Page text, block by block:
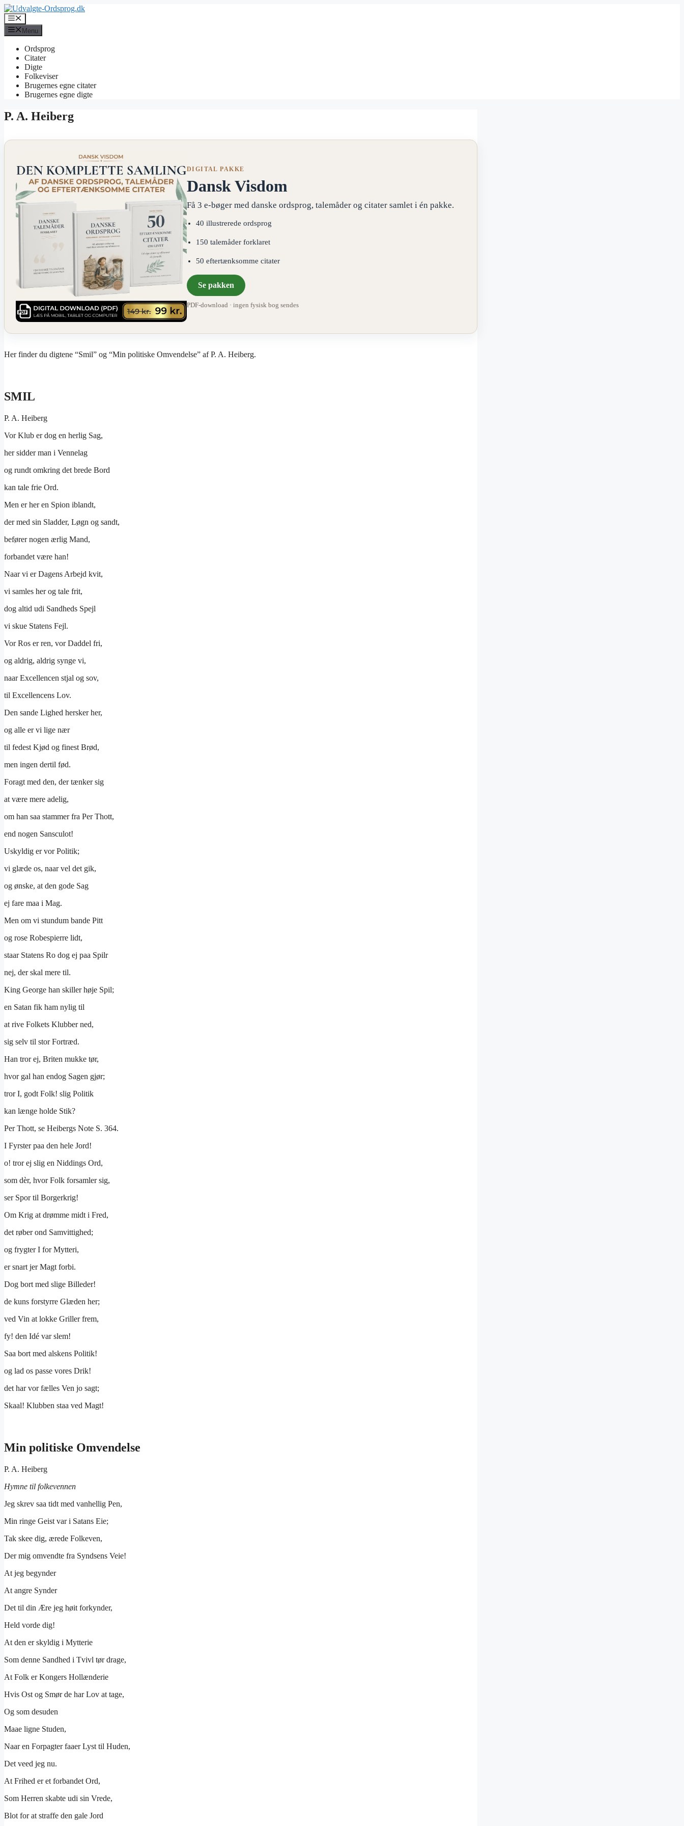
Hop
til
indhold
Menu
Menu
Ordsprog
Citater
Digte
Folkeviser
Brugernes egne citater
Brugernes egne digte
P. A. Heiberg
DIGITAL PAKKE
Dansk Visdom
Få 3 e-bøger med danske ordsprog, talemåder og citater samlet i én pakke.
40 illustrerede ordsprog
150 talemåder forklaret
50 eftertænksomme citater
Se pakken
PDF-download · ingen fysisk bog sendes
Her finder du digtene “Smil” og “Min politiske Omvendelse” af P. A. Heiberg.
SMIL
P. A. Heiberg
Vor Klub er dog en herlig Sag,
her sidder man i Vennelag
og rundt omkring det brede Bord
kan tale frie Ord.
Men er her en Spion iblandt,
der med sin Sladder, Løgn og sandt,
befører nogen ærlig Mand,
forbandet være han!
Naar vi er Dagens Arbejd kvit,
vi samles her og tale frit,
dog altid udi Sandheds Spejl
vi skue Statens Fejl.
Vor Ros er ren, vor Daddel fri,
og aldrig, aldrig synge vi,
naar Excellencen stjal og sov,
til Excellencens Lov.
Den sande Lighed hersker her,
og alle er vi lige nær
til fedest Kjød og finest Brød,
men ingen dertil fød.
Foragt med den, der tænker sig
at være mere adelig,
om han saa stammer fra Per Thott,
end nogen Sansculot!
Uskyldig er vor Politik;
vi glæde os, naar vel det gik,
og ønske, at den gode Sag
ej fare maa i Mag.
Men om vi stundum bande Pitt
og rose Robespierre lidt,
staar Statens Ro dog ej paa Spilr
nej, der skal mere til.
King George han skiller høje Spil;
en Satan fik ham nylig til
at rive Folkets Klubber ned,
sig selv til stor Fortræd.
Han tror ej, Briten mukke tør,
hvor gal han endog Sagen gjør;
tror I, godt Folk! slig Politik
kan længe holde Stik?
Per Thott, se Heibergs Note S. 364.
I Fyrster paa den hele Jord!
o! tror ej slig en Niddings Ord,
som dèr, hvor Folk forsamler sig,
ser Spor til Borgerkrig!
Om Krig at drømme midt i Fred,
det røber ond Samvittighed;
og frygter I for Mytteri,
er snart jer Magt forbi.
Dog bort med slige Billeder!
de kuns forstyrre Glæden her;
ved Vin at lokke Griller frem,
fy! den Idé var slem!
Saa bort med alskens Politik!
og lad os passe vores Drik!
det har vor fælles Ven jo sagt;
Skaal! Klubben staa ved Magt!
Min politiske Omvendelse
P. A. Heiberg
Hymne til folkevennen
Jeg skrev saa tidt med vanhellig Pen,
Min ringe Geist var i Satans Eie;
Tak skee dig, ærede Folkeven,
Der mig omvendte fra Syndsens Veie!
At jeg begynder
At angre Synder
Det til din Ære jeg høit forkynder,
Held vorde dig!
At den er skyldig i Mytterie
Som denne Sandhed i Tvivl tør drage,
At Folk er Kongers Hollænderie
Hvis Ost og Smør de har Lov at tage,
Og som desuden
Maae ligne Studen,
Naar en Forpagter faaer Lyst til Huden,
Det veed jeg nu.
At Frihed er et forbandet Ord,
Som Herren skabte udi sin Vrede,
Blot for at straffe den gale Jord